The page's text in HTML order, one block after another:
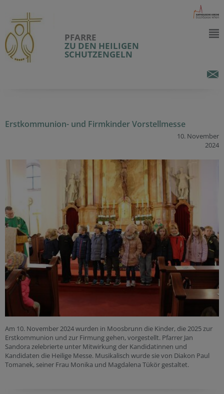
PFARRE
ZU DEN HEILIGEN
SCHUTZENGELN
Erstkommunion- und Firmkinder Vorstellmesse
10. November
2024
Am 10. November 2024 wurden in Moosbrunn die Kinder, die 2025 zur
Erstkommunion und zur Firmung gehen, vorgestellt. Pfarrer Jan
Sandora zelebrierte unter Mitwirkung der Kandidatinnen und
Kandidaten die Heilige Messe. Musikalisch wurde sie von Diakon Paul
Tomanek, seiner Frau Monika und Magdalena Tükör gestaltet.